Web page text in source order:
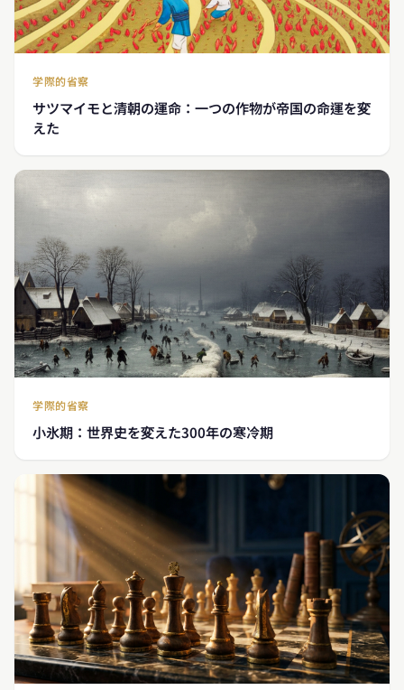
学際的省察
サツマイモと清朝の運命：一つの作物が帝国の命運を変
えた
学際的省察
小氷期：世界史を変えた300年の寒冷期